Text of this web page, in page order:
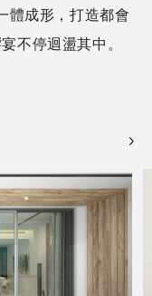
體成形，打造都會
不停迴盪其中。